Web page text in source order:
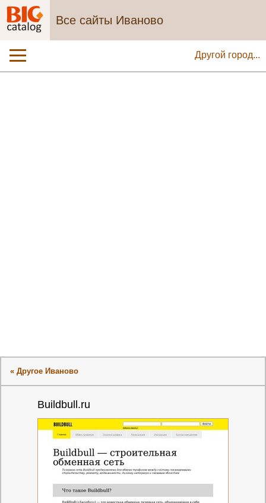
Все сайты Иваново
Другой город...
« Другое Иваново
Buildbull.ru